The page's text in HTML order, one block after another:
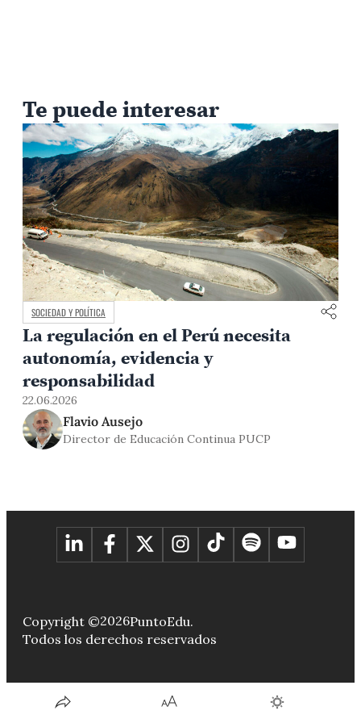
Te puede interesar
SOCIEDAD Y POLÍTICA
La regulación en el Perú necesita
autonomía, evidencia y
responsabilidad
22.06.2026
Flavio Ausejo
Director de Educación Continua PUCP
Copyright ©2026PuntoEdu.
Todos los derechos reservados